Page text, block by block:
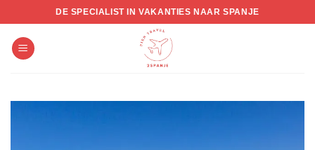
to
content
DE SPECIALIST IN VAKANTIES NAAR SPANJE